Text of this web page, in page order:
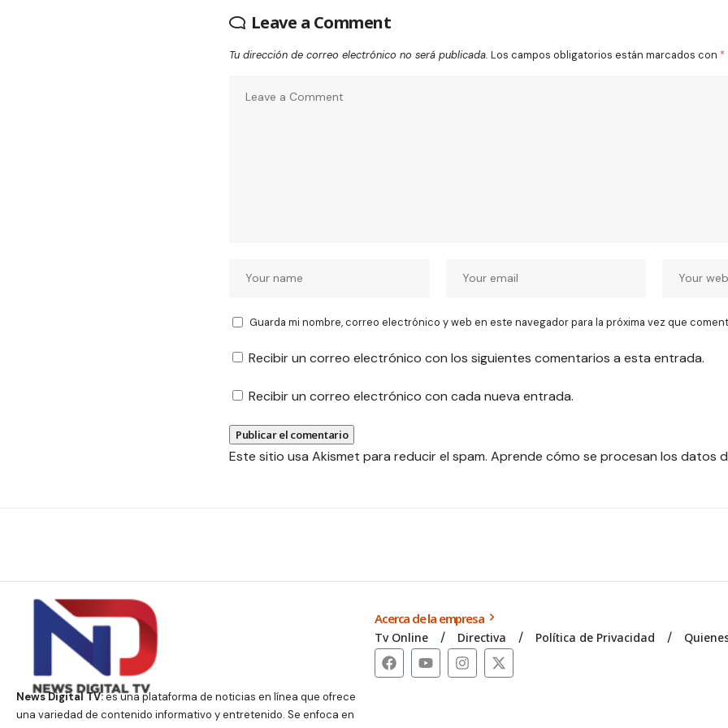
Leave a Comment
Tu dirección de correo electrónico no será publicada. Los campos obligatorios están marcados con *
Guarda mi nombre, correo electrónico y web en este navegador para la próxima vez que
Recibir un correo electrónico con los siguientes comentarios a esta entrada.
Recibir un correo electrónico con cada nueva entrada.
Este sitio usa Akismet para reducir el spam. Aprende cómo se procesan los datos
News Digital TV:es una plataforma de noticias en línea que ofrece
una variedad de contenido informativo y entretenido. Se enfoca en
Acerca de la empresa
Tv Online Directiva Política de Privacidad